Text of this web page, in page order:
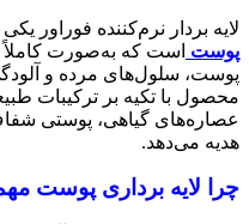
لایه‌ بردار نرم‌کننده فوراور
پوست است که به‌صورت کاملاً
پوست، سلول‌های مرده و
محصول با تکیه بر ترکیبات
عصاره‌های گیاهی، پوستی
هدیه می‌دهد.
چرا لایه‌ برداری پوست